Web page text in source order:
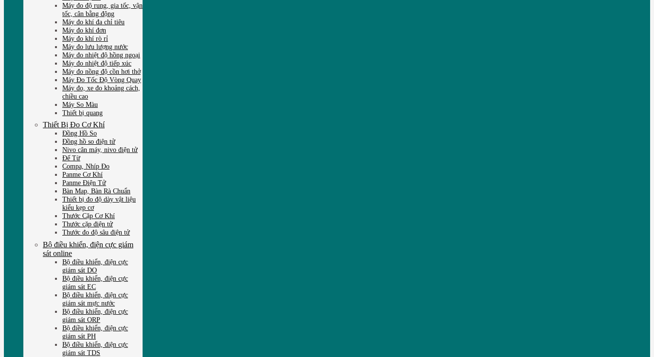
Máy đo độ rung, gia tốc, vận
tốc, cân bằng động
Máy đo khí đa chỉ tiêu
Máy đo khí đơn
Máy đo khí rò rỉ
Máy đo lưu lượng nước
Máy đo nhiệt độ hồng ngoại
Máy đo nhiệt độ tiếp xúc
Máy đo nồng độ cồn hơi thở
Máy Đo Tốc Độ Vòng Quay
Máy đo, xe đo khoảng cách,
chiều cao
Máy So Màu
Thiết bị quang
Thiết Bị Đo Cơ Khí
Đồng Hồ So
Đồng hồ so điện tử
Nivo cân máy, nivo điện tử
Đế Từ
Compa, Nhíp Đo
Panme Cơ Khí
Panme Điện Tử
Bàn Map, Bàn Rà Chuẩn
Thiết bị đo độ dày vật liệu
kiểu kẹp cơ
Thước Cặp Cơ Khí
Thước cặp điện tử
Thước đo độ sâu điện tử
Bộ điều khiển, điện cực giám
sát online
Bộ điều khiển, điện cực
giám sát DO
Bộ điều khiển, điện cực
giám sát EC
Bộ điều khiển, điện cực
giám sát mực nước
Bộ điều khiển, điện cực
giám sát ORP
Bộ điều khiển, điện cực
giám sát PH
Bộ điều khiển, điện cực
giám sát TDS